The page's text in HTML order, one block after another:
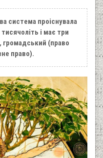
система проіснувала
і має три
(право
право).